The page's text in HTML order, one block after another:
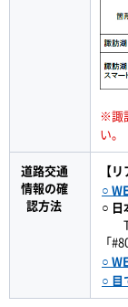
※諏
い。
道路交通
情報の確
認方法
【
○
○ 日
「
○
○ 目